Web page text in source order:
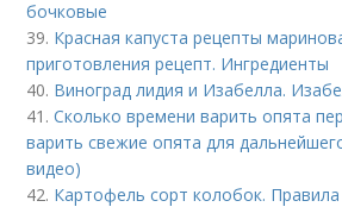
бочковые
39. Красная капуста рецепты
приготовления рецепт. Ингредиенты
40. Виноград лидия и Изабелла.
41.Сколько времени варить опята
варить свежие опята для
видео)
42. Картофель сорт колобок.